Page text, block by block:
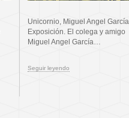
Unicornio, Miguel Angel García
Exposición. El colega y amigo
Miguel Angel García…
Seguir leyendo